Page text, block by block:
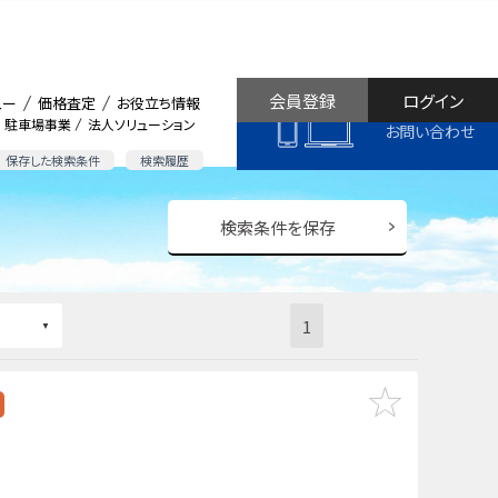
駐車場事業 法人ソリューション
保存した検索条件 検索履歴
価格査定 お役立ち情報
お問い合わせ
ログイン
会員登録
検索条件を保存
1